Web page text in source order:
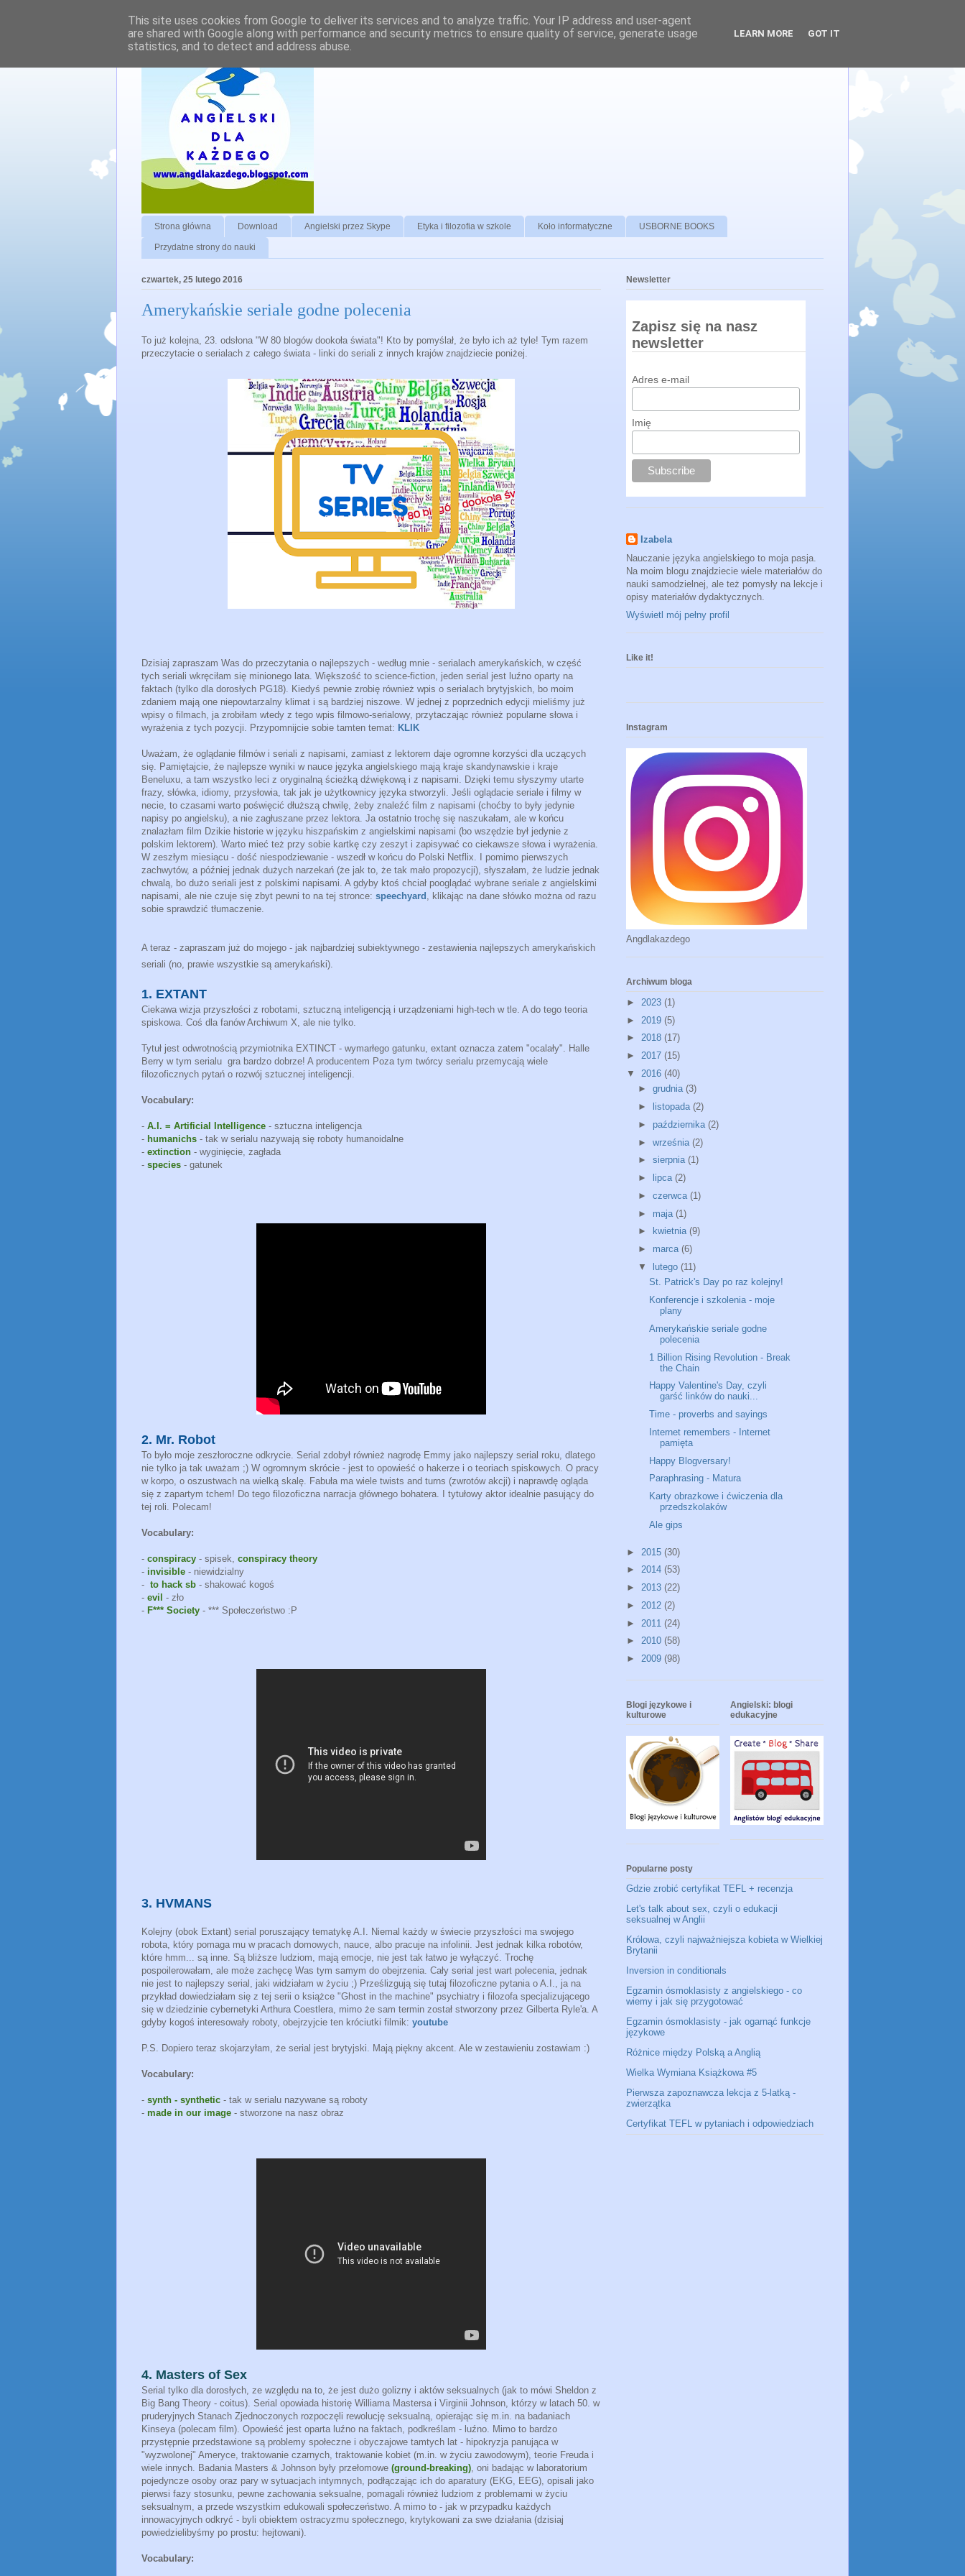
Strona główna Download Angielski przez Skype Etyka i filozofia w szkole Koło informatyczne USBORNE BOOKS
Przydatne strony do nauki
czwartek, 25 lutego 2016
Amerykańskie seriale godne polecenia
To już kolejna, 23. odsłona "W 80 blogów dookoła świata"! Kto by pomyślał, że było ich aż tyle! Tym razem
przeczytacie o serialach z całego świata - linki do seriali z innych krajów znajdziecie poniżej.
Dzisiaj zapraszam Was do przeczytania o najlepszych - według mnie - serialach amerykańskich, w część
tych seriali wkręciłam się minionego lata. Większość to science-fiction, jeden serial jest luźno oparty na
faktach (tylko dla dorosłych PG18). Kiedyś pewnie zrobię również wpis o serialach brytyjskich, bo moim
zdaniem mają one niepowtarzalny klimat i są bardziej niszowe. W jednej z poprzednich edycji mieliśmy już
wpisy o filmach, ja zrobiłam wtedy z tego wpis filmowo-serialowy, przytaczając również popularne słowa i
wyrażenia z tych pozycji. Przypomnijcie sobie tamten temat: KLIK
Uważam, że oglądanie filmów i seriali z napisami, zamiast z lektorem daje ogromne korzyści dla uczących
się. Pamiętajcie, że najlepsze wyniki w nauce języka angielskiego mają kraje skandynawskie i kraje
Beneluxu, a tam wszystko leci z oryginalną ścieżką dźwiękową i z napisami. Dzięki temu słyszymy utarte
frazy, słówka, idiomy, przysłowia, tak jak je użytkownicy języka stworzyli. Jeśli oglądacie seriale i filmy w
necie, to czasami warto poświęcić dłuższą chwilę, żeby znaleźć film z napisami (choćby to były jedynie
napisy po angielsku), a nie zagłuszane przez lektora. Ja ostatnio trochę się naszukałam, ale w końcu
znalazłam film Dzikie historie w języku hiszpańskim z angielskimi napisami (bo wszędzie był jedynie z
polskim lektorem). Warto mieć też przy sobie kartkę czy zeszyt i zapisywać co ciekawsze słowa i wyrażenia.
W zeszłym miesiącu - dość niespodziewanie - wszedł w końcu do Polski Netflix. I pomimo pierwszych
zachwytów, a później jednak dużych narzekań (że jak to, że tak mało propozycji), słyszałam, że ludzie jednak
chwalą, bo dużo seriali jest z polskimi napisami. A gdyby ktoś chciał pooglądać wybrane seriale z angielskimi
napisami, ale nie czuje się zbyt pewni to na tej stronce: speechyard
, klikając na dane słówko można od razu
sobie sprawdzić tłumaczenie.
A teraz - zapraszam już do mojego - jak najbardziej subiektywnego - zestawienia najlepszych amerykańskich
seriali (no, prawie wszystkie są amerykański).
1. EXTANT
Ciekawa wizja przyszłości z robotami, sztuczną inteligencją i urządzeniami high-tech w tle. A do tego teoria
spiskowa. Coś dla fanów Archiwum X, ale nie tylko.
Tytuł jest odwrotnością przymiotnika EXTINCT - wymarłego gatunku, extant oznacza zatem "ocalały". Halle
Berry w tym serialu gra bardzo dobrze! A producentem Poza tym twórcy serialu przemycają wiele
filozoficznych pytań o rozwój sztucznej inteligencji.
Vocabulary:
- A.I. = Artificial Intelligence - sztuczna inteligencja
- humanichs - tak w serialu nazywają się roboty humanoidalne
- extinction - wyginięcie, zagłada
- species - gatunek
2. Mr. Robot
To było moje zeszłoroczne odkrycie. Serial zdobył również nagrodę Emmy jako najlepszy serial roku, dlatego
nie tylko ja tak uważam ;) W ogromnym skrócie - jest to opowieść o hakerze i o teoriach spiskowych. O pracy
w korpo, o oszustwach na wielką skalę. Fabuła ma wiele twists and turns (zwrotów akcji) i naprawdę ogląda
się z zapartym tchem! Do tego filozoficzna narracja głównego bohatera. I tytułowy aktor idealnie pasujący do
tej roli. Polecam!
Vocabulary:
- conspiracy - spisek, conspiracy theory
- invisible - niewidzialny
- to hack sb - shakować kogoś
- evil - zło
- F*** Society - *** Społeczeństwo :P
3. HVMANS
Kolejny (obok Extant) serial poruszający tematykę A.I. Niemal każdy w świecie przyszłości ma swojego
robota, który pomaga mu w pracach domowych, nauce, albo pracuje na infolinii. Jest jednak kilka robotów,
które hmm... są inne. Są bliższe ludziom, mają emocje, nie jest tak łatwo je wyłączyć. Trochę
pospoilerowałam, ale może zachęcę Was tym samym do obejrzenia. Cały serial jest wart polecenia, jednak
nie jest to najlepszy serial, jaki widziałam w życiu ;) Prześlizgują się tutaj filozoficzne pytania o A.I., ja na
przykład dowiedziałam się z tej serii o książce "Ghost in the machine" psychiatry i filozofa specjalizującego
się w dziedzinie cybernetyki Arthura Coestlera, mimo że sam termin został stworzony przez Gilberta Ryle'a. A
gdyby kogoś interesowały roboty, obejrzyjcie ten króciutki filmik: youtube
P.S. Dopiero teraz skojarzyłam, że serial jest brytyjski. Mają piękny akcent. Ale w zestawieniu zostawiam :)
Vocabulary:
- synth - synthetic - tak w serialu nazywane są roboty
- made in our image - stworzone na nasz obraz
4. Masters of Sex
Serial tylko dla dorosłych, ze względu na to, że jest dużo golizny i aktów seksualnych (jak to mówi Sheldon z
Big Bang Theory - coitus). Serial opowiada historię Williama Mastersa i Virginii Johnson, którzy w latach 50. w
pruderyjnych Stanach Zjednoczonych rozpoczęli rewolucję seksualną, opierając się m.in. na badaniach
Kinseya (polecam film). Opowieść jest oparta luźno na faktach, podkreślam - luźno. Mimo to bardzo
przystępnie przedstawione są problemy społeczne i obyczajowe tamtych lat - hipokryzja panująca w
"wyzwolonej" Ameryce, traktowanie czarnych, traktowanie kobiet (m.in. w życiu zawodowym), teorie Freuda i
wiele innych. Badania Masters & Johnson były przełomowe (ground-breaking) , oni badając w laboratorium
pojedyncze osoby oraz pary w sytuacjach intymnych, podłączając ich do aparatury (EKG, EEG), opisali jako
pierwsi fazy stosunku, pewne zachowania seksualne, pomagali również ludziom z problemami w życiu
seksualnym, a przede wszystkim edukowali społeczeństwo. A mimo to - jak w przypadku każdych
innowacyjnych odkryć - byli obiektem ostracyzmu społecznego, krytykowani za swe działania (dzisiaj
powiedzielibyśmy po prostu: hejtowani).
Vocabulary:
Newsletter
Zapisz się na nasz
newsletter
Adres e-mail
Imię
Izabela
Nauczanie języka angielskiego to moja pasja.
Na moim blogu znajdziecie wiele materiałów do
nauki samodzielnej, ale też pomysły na lekcje i
opisy materiałów dydaktycznych.
Wyświetl mój pełny profil
Like it!
Instagram
Angdlakazdego
Archiwum bloga
► 2023 (1)
► 2019 (5)
► 2018 (17)
► 2017 (15)
▼ 2016 (40)
► grudnia (3)
►
listopada (2)
► października (2)
► września (2)
► sierpnia (1)
►
lipca (2)
► czerwca (1)
► maja (1)
►
kwietnia (9)
► marca (6)
▼
lutego (11)
St. Patrick's Day po raz kolejny!
Konferencje i szkolenia - moje
plany
Amerykańskie seriale godne
polecenia
1 Billion Rising Revolution - Break
the Chain
Happy Valentine's Day, czyli
garść linków do nauki...
Time - proverbs and sayings
Internet remembers - Internet
pamięta
Happy Blogversary!
Paraphrasing - Matura
Karty obrazkowe i ćwiczenia dla
przedszkolaków
Ale gips
► 2015 (30)
► 2014 (53)
► 2013 (22)
► 2012 (2)
► 2011 (24)
► 2010 (58)
► 2009 (98)
Blogi językowe i
kulturowe
Angielski: blogi
edukacyjne
Popularne posty
Gdzie zrobić certyfikat TEFL + recenzja
Let's talk about sex, czyli o edukacji
seksualnej w Anglii
Królowa, czyli najważniejsza kobieta w Wielkiej
Brytanii
Inversion in conditionals
Egzamin ósmoklasisty z angielskiego - co
wiemy i jak się przygotować
Egzamin ósmoklasisty - jak ogarnąć funkcje
językowe
Różnice między Polską a Anglią
Wielka Wymiana Książkowa #5
Pierwsza zapoznawcza lekcja z 5-latką -
zwierzątka
Certyfikat TEFL w pytaniach i odpowiedziach
This site uses cookies from Google to deliver its services and to analyze traffic. Your IP address and user-agent
are shared with Google along with performance and security metrics to ensure quality of service, generate usage
statistics, and to detect and address abuse.
LEARN MORE GOT IT